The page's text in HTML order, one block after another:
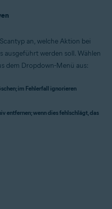
an, welche Aktion bei
ausgeführt werden soll. Wählen
dem Dropdown-Menü aus:
im Fehlerfall ignorieren
entfernen; wenn dies fehlschlägt, das